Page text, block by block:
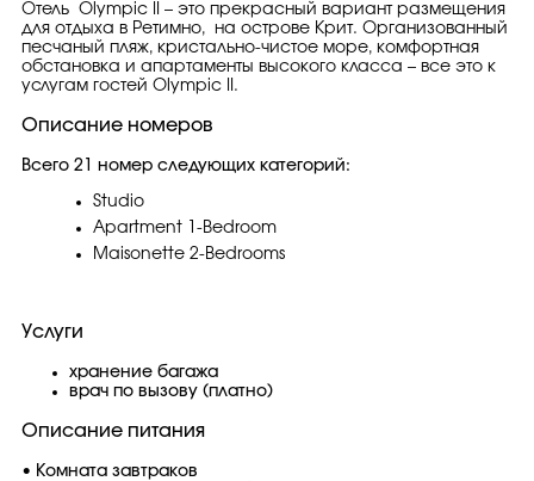
Отель Olympic II – это прекрасный вариант размещения
для отдыха в Ретимно, на острове Крит. Организованный
песчаный пляж, кристально-чистое море, комфортная
обстановка и апартаменты высокого класса – все это к
услугам гостей Olympic II.
Описание номеров
Всего 21 номер следующих категорий:
Studio
Apartment 1-Bedroom
Maisonette 2-Bedrooms
Услуги
хранение багажа
врач по вызову (платно)
Описание питания
• Комната завтраков